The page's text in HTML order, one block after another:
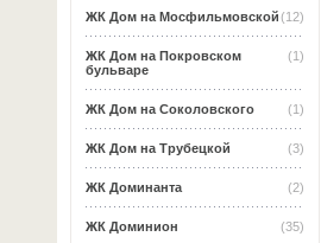
(12)
ЖК Дом на Мосфильмовской
(1)
ЖК Дом на Покровском
бульваре
(1)
ЖК Дом на Соколовского
(3)
ЖК Дом на Трубецкой
(2)
ЖК Доминанта
(35)
ЖК Доминион